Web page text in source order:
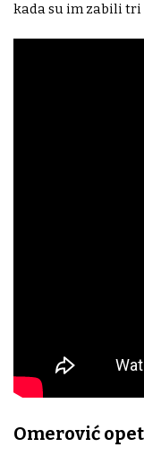
kada su im zabili tri
Omerović